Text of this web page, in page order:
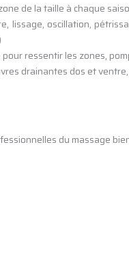
de la taille à chaque
lissage, oscillation,
ressentir les zones,
drainantes dos et
du massage